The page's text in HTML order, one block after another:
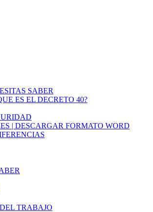
SABER
ES EL DECRETO 40?
| DESCARGAR FORMATO WORD
TRABAJO